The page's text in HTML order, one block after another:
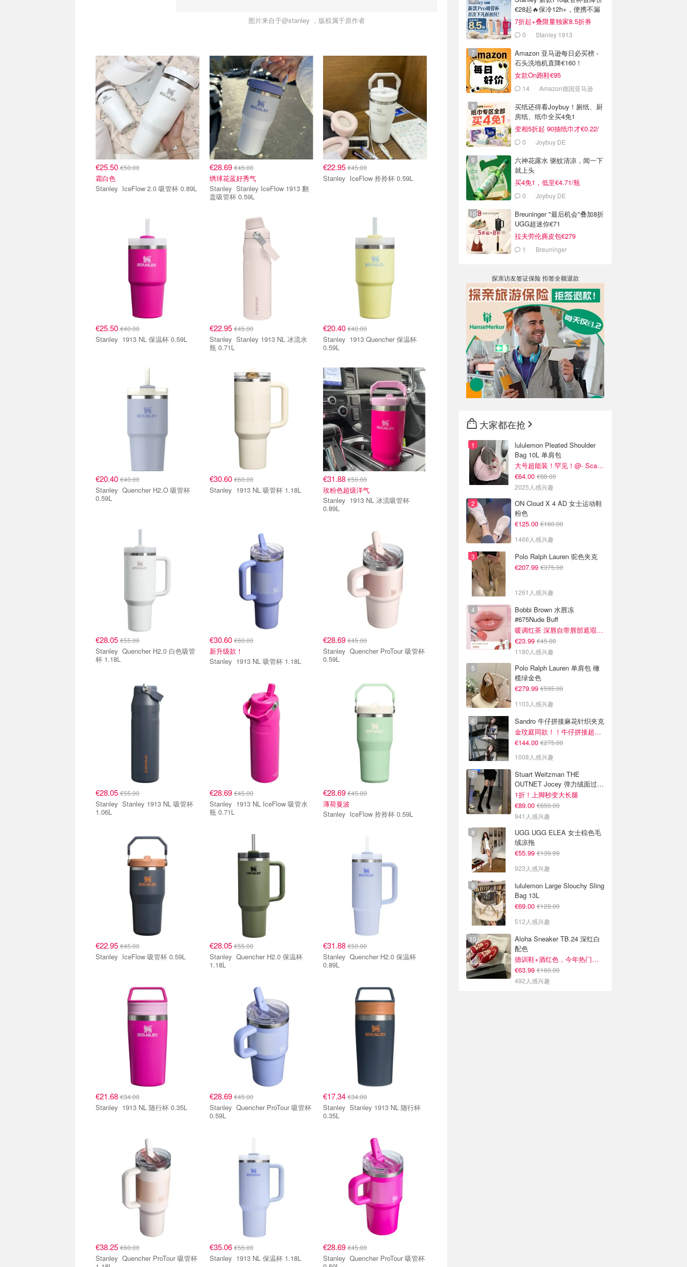
图片来自于@stanley ，版权属于原作者
€25.50 €50.00
霜白色
Stanley IceFlow 2.0 吸管杯 0.89L
€28.69€45.00
绣球花蓝好秀气
Stanley Stanley IceFlow 1913 翻
盖吸管杯 0.59L
€22.95 €45.00
Stanley IceFlow 拎拎杯 0.59L
€25.50 €40.00
Stanley 1913 NL 保温杯 0.59L
€22.95€45.00
Stanley Stanley 1913 NL 冰流水
瓶 0.71L
€20.40 €40.00
Stanley 1913 Quencher 保温杯
0.59L
€20.40 €40.00
Stanley Quencher H2.O 吸管杯
0.59L
€30.60€60.00
Stanley 1913 NL 吸管杯 1.18L
€31.88 €50.00
玫粉色超级洋气
Stanley 1913 NL 冰流吸管杯
0.89L
€28.05 €55.00
Stanley Quencher H2.0 白色吸管
杯 1.18L
€30.60€60.00
新升级款！
Stanley 1913 NL 吸管杯 1.18L
€28.69 €45.00
Stanley Quencher ProTour 吸管杯
0.59L
€28.05 €55.00
Stanley Stanley 1913 NL 吸管杯
1.06L
€28.69€45.00
Stanley 1913 NL IceFlow 吸管水
瓶 0.71L
€28.69 €45.00
薄荷曼波
Stanley IceFlow 拎拎杯 0.59L
€22.95 €45.00
Stanley IceFlow 吸管杯 0.59L
€28.05€55.00
Stanley Quencher H2.0 保温杯
1.18L
€31.88 €50.00
Stanley Quencher H2.0 保温杯
0.89L
€21.68 €34.00
Stanley 1913 NL 随行杯 0.35L
€28.69€45.00
Stanley Quencher ProTour 吸管杯
0.59L
€17.34 €34.00
Stanley Stanley 1913 NL 随行杯
0.35L
€38.25 €60.00
Stanley Quencher ProTour 吸管杯
€35.06€55.00
Stanley 1913 NL 保温杯 1.18L
€28.69 €45.00
Stanley Quencher ProTour 吸管杯
€28起🔥保冷12h+，便携不漏
水
7折起+叠限量独家8.5折券
0 Stanley 1913
Amazon 亚马逊每日必买榜 -
石头洗地机直降€160！
女款On跑鞋€95
14 Amazon德国亚马逊
买纸还得看Joybuy！厕纸、厨
房纸、纸巾全买4免1
变相5折起 90抽纸巾才€0.22/
包 0 Joybuy DE
六神花露水 驱蚊清凉，闻一下
就上头
买4免1，低至€4.71/瓶
0 Joybuy DE
Breuninger "最后机会"叠加8折
UGG超迷你€71
拉夫劳伦麂皮包€279
1 Breuninger
探亲访友签证保险 拒签全额退款
大家都在抢
lululemon Pleated Shoulder
Bag 10L 单肩包
大号超能装！罕见！@- Scarlett
€64.00 €88.00
2025人感兴趣
ON Cloud X 4 AD 女士运动鞋
粉色
€125.00 €160.00
1466人感兴趣
Polo Ralph Lauren 驼色夹克
€207.99 €375.00
1261人感兴趣
Bobbi Brown 水唇冻
#675Nude Buff
暖调红茶 深唇自带唇部遮瑕效果
€23.99 €45.00
1180人感兴趣
Polo Ralph Lauren 单肩包 橄
榄绿金色
€279.99 €595.00
1103人感兴趣
Sandro 牛仔拼接麻花针织夹克
金玟庭同款！！牛仔拼接超有层次感
€144.00 €275.00
1008人感兴趣
Stuart Weitzman THE
OUTNET Jocey 弹力绒面过膝
靴
1折！上脚秒变大长腿
€89.00 €850.00
941人感兴趣
UGG UGG ELEA 女士棕色毛
绒凉拖
€55.99 €139.99
923人感兴趣
lululemon Large Slouchy Sling
Bag 13L
€69.00 €128.00
512人感兴趣
Aloha Sneaker TB.24 深红白
配色
德训鞋+酒红色，今年热门组合！
€63.99 €160.00
492人感兴趣